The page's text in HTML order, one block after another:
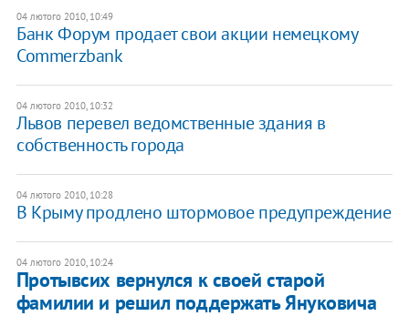
04 лютого 2010, 10:49
Банк Форум продает свои акции немецкому
Commerzbank
04 лютого 2010, 10:32
Львов перевел ведомственные здания в
собственность города
04 лютого 2010, 10:28
В Крыму продлено штормовое предупреждение
04 лютого 2010, 10:24
Протывсих вернулся к своей старой
фамилии и решил поддержать Януковича